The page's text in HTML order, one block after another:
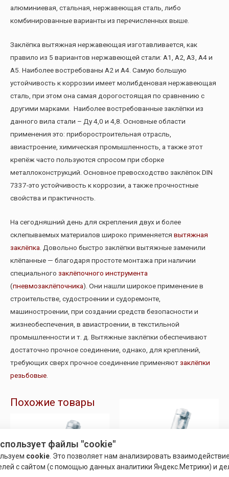
алюминиевая, стальная, нержавеющая сталь, либо
комбинированные варианты из перечисленных выше.
Заклёпка вытяжная нержавеющая изготавливается, как
правило из 5 вариантов нержавеющей стали: А1, А2, А3, А4 и
А5. Наиболее востребованы А2 и А4. Самую большую
устойчивость к коррозии имеет молибденовая нержавеющая
сталь, при этом она самая дорогостоящая по сравнению с
другими марками. Наиболее востребованные заклёпки из
данного вила стали – Ду 4,0 и 4,8. Основные области
применения это: приборостроительная отрасль,
авиастроение, химическая промышленность, а также этот
крепёж часто пользуются спросом при сборке
металлоконструкций. Основное превосходство заклёпок DIN
7337-это устойчивость к коррозии, а также прочностные
свойства и практичность.
На сегодняшний день для скрепления двух и более
склепываемых материалов широко применяется вытяжная
заклёпка . Довольно быстро заклёпки вытяжные заменили
клёпанные — благодаря простоте монтажа при наличии
специального заклёпочного инструмента
(пневмозаклёпочника). Они нашли широкое применение в
строительстве, судостроении и судоремонте,
машиностроении, при создании средств безопасности и
жизнеобеспечения, в авиастроении, в текстильной
промышленности и т. д. Вытяжные заклёпки обеспечивают
достаточно прочное соединение, однако, для креплений,
требующих сверх прочное соединение применяютзаклёпки
резьбовые
Похожие товары
файлы "cookie"
cookie . Это позволяет нам анализировать
с сайтом (с помощью данных аналитики Яндекс.Метрики) и